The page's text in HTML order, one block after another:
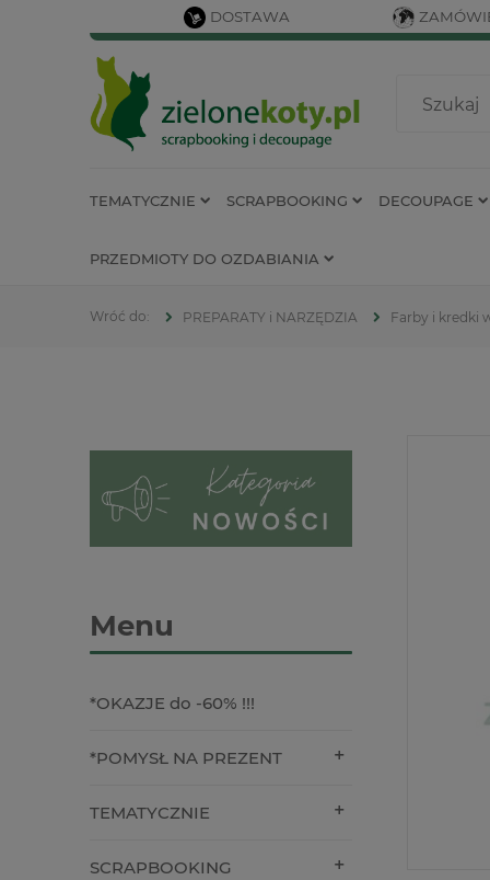
DOSTAWA
TEMATYCZNIE SCRAPBOOKING DECOUPAGE
PRZEDMIOTY DO OZDABIANIA
PREPARATY i NARZĘDZIA Farby i kredki
Menu
*OKAZJE do -60% !!!
*POMYSŁ NA PREZENT
TEMATYCZNIE
SCRAPBOOKING